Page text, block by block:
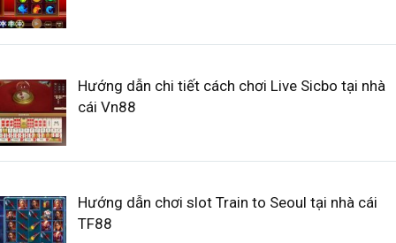
Hướng dẫn chi tiết cách chơi Live Sicbo tại nhà
cái Vn88
Hướng dẫn chơi slot Train to Seoul tại nhà cái
TF88